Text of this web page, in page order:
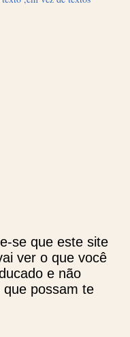
se que este site
ver o que você
e não
que possam te